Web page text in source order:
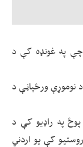
چې په غونډه کې د
نوموړې ورځپاڼې د
په راډیو کې د
کې یو اردني